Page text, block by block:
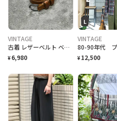
VINTAGE
古着 レザーベルト ベルト 幅狭 ブラウン 茶色 本革 アクセサリー 小物
¥ 6,980
L
VINTAGE
¥ 12,500